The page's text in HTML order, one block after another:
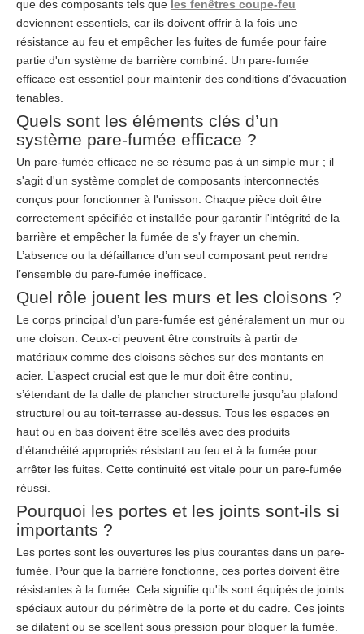
que des composants tels que les fenêtres coupe-feu
deviennent essentiels, car ils doivent offrir à la fois une
résistance au feu et empêcher les fuites de fumée pour faire
partie d'un système de barrière combiné. Un pare-fumée
efficace est essentiel pour maintenir des conditions d’évacuation
tenables.
Quels sont les éléments clés d’un
système pare-fumée efficace ?
Un pare-fumée efficace ne se résume pas à un simple mur ; il
s'agit d'un système complet de composants interconnectés
conçus pour fonctionner à l'unisson. Chaque pièce doit être
correctement spécifiée et installée pour garantir l'intégrité de la
barrière et empêcher la fumée de s'y frayer un chemin.
L’absence ou la défaillance d’un seul composant peut rendre
l’ensemble du pare-fumée inefficace.
Quel rôle jouent les murs et les cloisons ?
Le corps principal d’un pare-fumée est généralement un mur ou
une cloison. Ceux-ci peuvent être construits à partir de
matériaux comme des cloisons sèches sur des montants en
acier. L’aspect crucial est que le mur doit être continu,
s’étendant de la dalle de plancher structurelle jusqu’au plafond
structurel ou au toit-terrasse au-dessus. Tous les espaces en
haut ou en bas doivent être scellés avec des produits
d'étanchéité appropriés résistant au feu et à la fumée pour
arrêter les fuites. Cette continuité est vitale pour un pare-fumée
réussi.
Pourquoi les portes et les joints sont-ils si
importants ?
Les portes sont les ouvertures les plus courantes dans un pare-
fumée. Pour que la barrière fonctionne, ces portes doivent être
résistantes à la fumée. Cela signifie qu'ils sont équipés de joints
spéciaux autour du périmètre de la porte et du cadre. Ces joints
se dilatent ou se scellent sous pression pour bloquer la fumée.